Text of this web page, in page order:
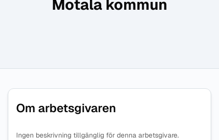
Motala kommun
Om arbetsgivaren
Ingen beskrivning tillgänglig för denna arbetsgivare.